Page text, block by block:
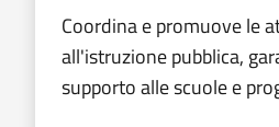
Coordina e promuove le
all'istruzione pubblica,
supporto alle scuole e